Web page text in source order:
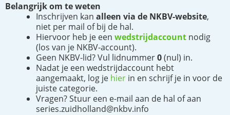
Belangrijk om te weten
Inschrijven kan alleen via de NKBV-website,
niet per mail of bij de hal.
Hiervoor heb je een wedstrijdaccount nodig
(los van je NKBV-account).
Geen NKBV-lid? Vul lidnummer0(nul) in.
Nadat je een wedstrijdaccount hebt
aangemaakt, log je hier in en schrijf je in voor de
juiste categorie.
Vragen? Stuur een e-mail aan de hal of aan
series.zuidholland@nkbv.info